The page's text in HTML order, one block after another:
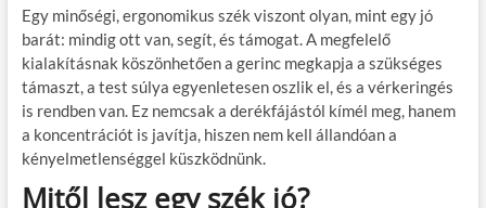
Egy minőségi, ergonomikus szék viszont olyan, mint egy jó
barát: mindig ott van, segít, és támogat. A megfelelő
kialakításnak köszönhetően a gerinc megkapja a szükséges
támaszt, a test súlya egyenletesen oszlik el, és a vérkeringés
is rendben van. Ez nemcsak a derékfájástól kímél meg, hanem
a koncentrációt is javítja, hiszen nem kell állandóan a
kényelmetlenséggel küszködnünk.
Mitől lesz egy szék jó?